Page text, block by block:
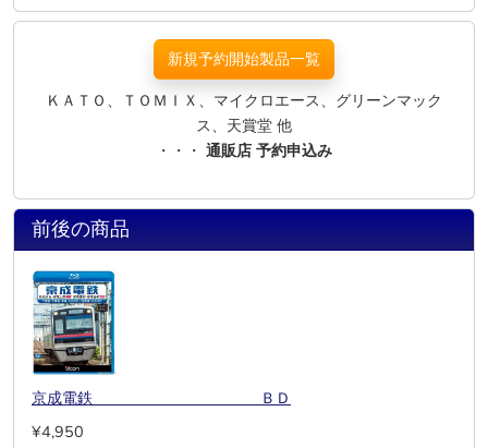
新規予約開始製品一覧
ＫＡＴＯ、ＴＯＭＩＸ、マイクロエース、グリーンマック
ス、天賞堂 他
・・・ 通販店 予約申込み
前後の商品
京成電鉄 ＢＤ
¥4,950